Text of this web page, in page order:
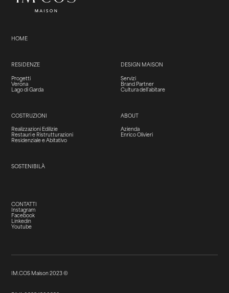
HOME
RESIDENZE
Progetti
Verona
Lago di Garda
DESIGN MAISON
Servizi
Brand Partner
Cultura dell'abitare
COSTRUZIONI
Realizzazioni Edilizie
Restauri e Ristrutturazioni
Residenziale e Abitativo
ABOUT
Azienda
Enrico Olivieri
SOSTENIBILÀ
CONTATTI
Instagram
Facebook
Linkedin
Youtube
IM.COS Maison 2023 ©